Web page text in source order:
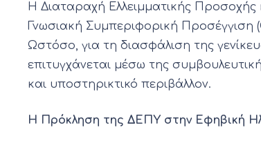
Η Διαταραχή Ελλειμματικής Προσοχής
Γνωσιακή Συμπεριφορική Προσέγγιση
Ωστόσο, για τη διασφάλιση της
επιτυγχάνεται μέσω της
και υποστηρικτικό περιβάλλον.
Η Πρόκληση της ΔΕΠΥ στην Εφηβική